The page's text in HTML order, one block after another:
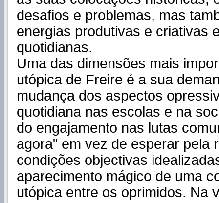
desafios e problemas, mas
energias produtivas e criativas
quotidianas.
Uma das dimensões mais
utópica de Freire é a sua
mudança dos aspectos
quotidiana nas escolas e na
do engajamento nas lutas
agora" em vez de esperar pela
condições objectivas
aparecimento mágico de uma
utópica entre os oprimidos. Na